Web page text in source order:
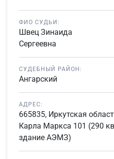
ФИО СУДЬИ:
Швец Зинаида
Сергеевна
СУДЕБНЫЙ РАЙОН:
Ангарский
АДРЕС:
665835, Иркутская
Карла Маркса 101 (290
здание АЭМЗ)